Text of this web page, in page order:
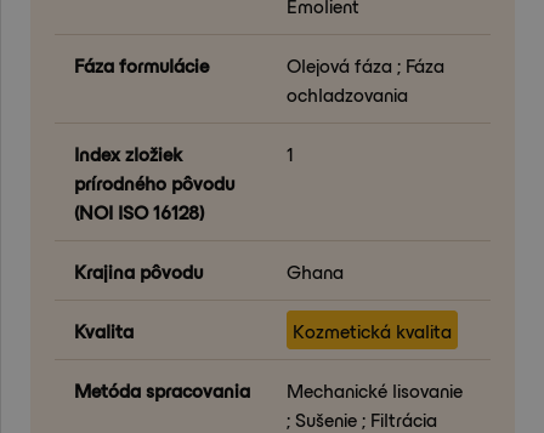
Fáza formulácie
Olejová fáza ; Fáza
ochladzovania
Index zložiek
prírodného pôvodu
(NOI ISO 16128)
1
Krajina pôvodu Ghana
Kvalita Kozmetická kvalita
Metóda spracovania
Mechanické lisovanie
; Sušenie ; Filtrácia